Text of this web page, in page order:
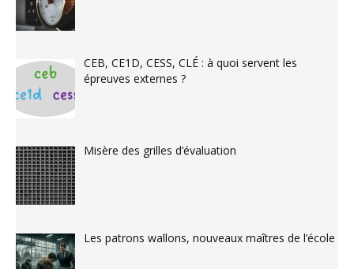
CEB, CE1D, CESS, CLÉ : à quoi servent les
épreuves externes ?
Misère des grilles d’évaluation
Les patrons wallons, nouveaux maîtres de l’école